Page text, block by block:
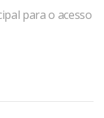
para o acesso